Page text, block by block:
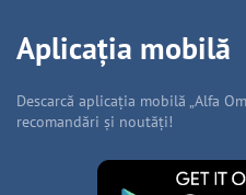
Aplicația mobilă
Descarcă aplicația mobilă „Alfa
recomandări și noutăți!